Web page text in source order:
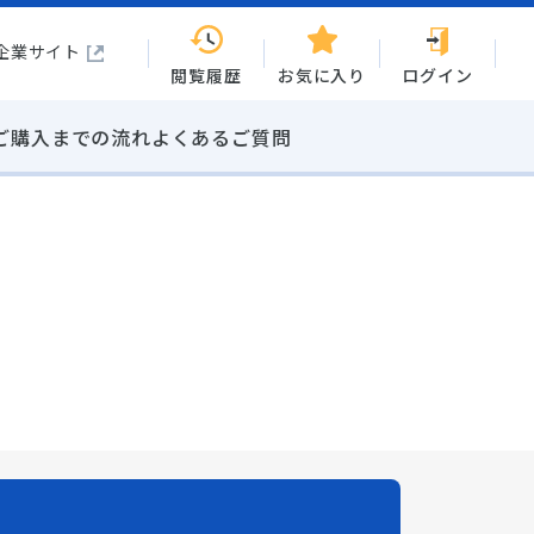
業サイト
閲覧履歴
お気に入り ログイン
購入までの流れよくあるご質問